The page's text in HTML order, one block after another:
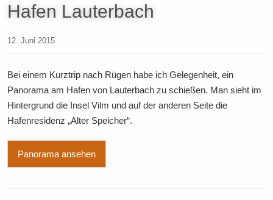
Hafen Lauterbach
12. Juni 2015
Bei einem Kurztrip nach Rügen habe ich Gelegenheit, ein
Panorama am Hafen von Lauterbach zu schießen. Man sieht im
Hintergrund die Insel Vilm und auf der anderen Seite die
Hafenresidenz „Alter Speicher“.
Panorama ansehen